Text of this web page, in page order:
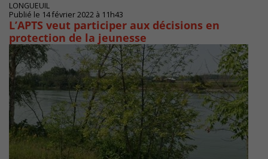
LONGUEUIL
Publié le 14 février 2022 à 11h43
L’APTS veut participer aux décisions en
protection de la jeunesse